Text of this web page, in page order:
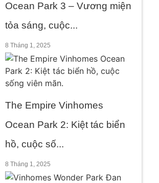
Ocean Park 3 – Vương miện
tỏa sáng, cuộc...
8 Tháng 1, 2025
The Empire Vinhomes
Ocean Park 2: Kiệt tác biển
hồ, cuộc số...
8 Tháng 1, 2025